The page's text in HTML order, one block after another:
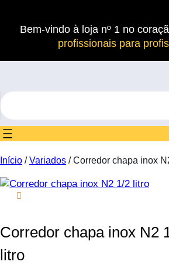
Bem-vindo à loja nº 1 no
profissionais para
S
e
a
r
h
Início /Variados / Corredor chapa inox
Corredor chapa inox N2
litro